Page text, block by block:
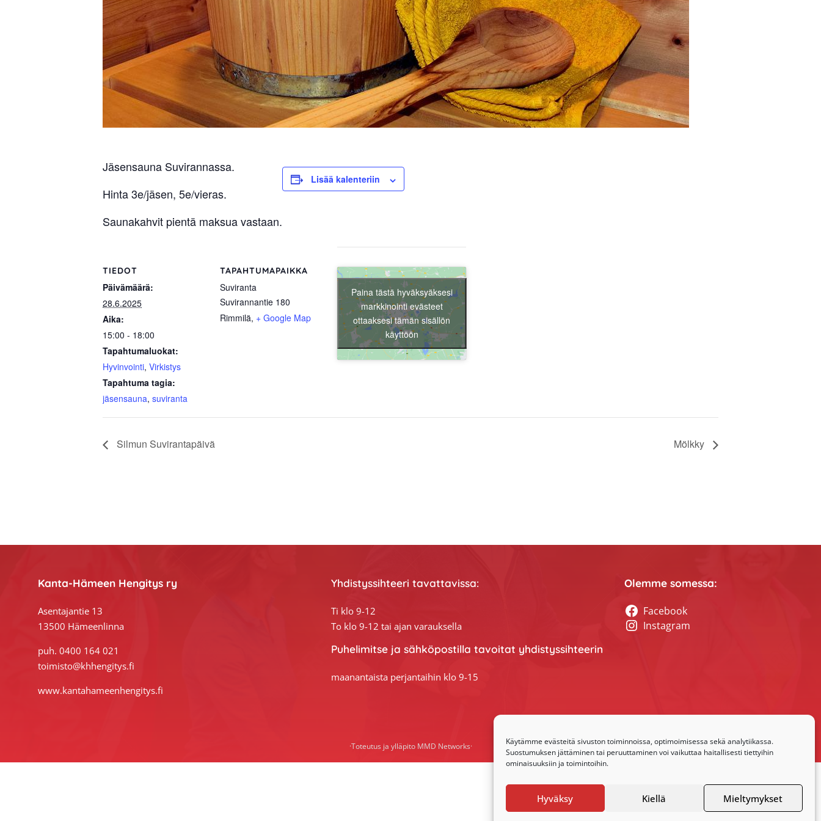
Käytämme evästeitä sivuston toiminnoissa, optimoimisessa sekä analytiikassa.
Suostumuksen jättäminen tai peruuttaminen voi vaikuttaa haitallisesti tiettyihin
ominaisuuksiin ja toimintoihin.
Hyväksy Kiellä Mieltymykset
Jäsensauna Suvirannassa.
Hinta 3e/jäsen, 5e/vieras.
Saunakahvit pientä maksua vastaan.
Lisää kalenteriin
TIEDOT
Päivämäärä:
28.6.2025
Aika:
15:00 - 18:00
Tapahtumaluokat:
Hyvinvointi, Virkistys
Tapahtuma tagia:
jäsensauna, suviranta
TAPAHTUMAPAIKKA
Suviranta
Suvirannantie 180
Rimmilä, + Google Map
Paina tästä hyväksyäksesi
markkinointi evästeet
ottaaksesi tämän sisällön
käyttöön
Silmun Suvirantapäivä Mölkky
Kanta-Hämeen Hengitys ry
Asentajantie 13
13500 Hämeenlinna
puh. 0400 164 021
toimisto@khhengitys.fi
www.kantahameenhengitys.fi
Yhdistyssihteeri tavattavissa:
Ti klo 9-12
To klo 9-12 tai ajan varauksella
Puhelimitse ja sähköpostilla tavoitat yhdistyssihteerin
maanantaista perjantaihin klo 9-15
Olemme somessa:
Facebook
Instagram
·Toteutus ja ylläpito MMD Networks·